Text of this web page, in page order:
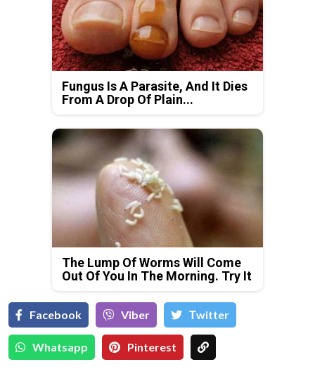
Fungus Is A Parasite, And It Dies
From A Drop Of Plain...
The Lump Of Worms Will Come
Out Of You In The Morning. Try It
Facebook Viber Тwitter
Whatsapp Pinterest